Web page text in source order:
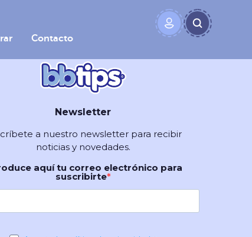
Contacto
Newsletter
a nuestro newsletter para recibir
noticias y novedades.
aquí tu correo electrónico para
suscribirte